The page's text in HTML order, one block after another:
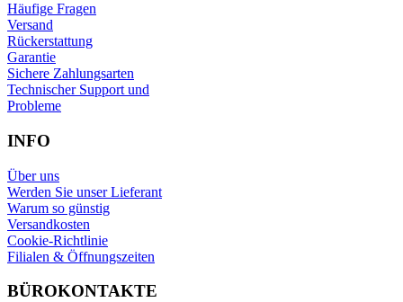
Häufige Fragen
Versand
Rückerstattung
Garantie
Sichere Zahlungsarten
Technischer Support und
Probleme
INFO
Über uns
Werden Sie unser Lieferant
Warum so günstig
Versandkosten
Cookie-Richtlinie
Filialen & Öffnungszeiten
BÜROKONTAKTE